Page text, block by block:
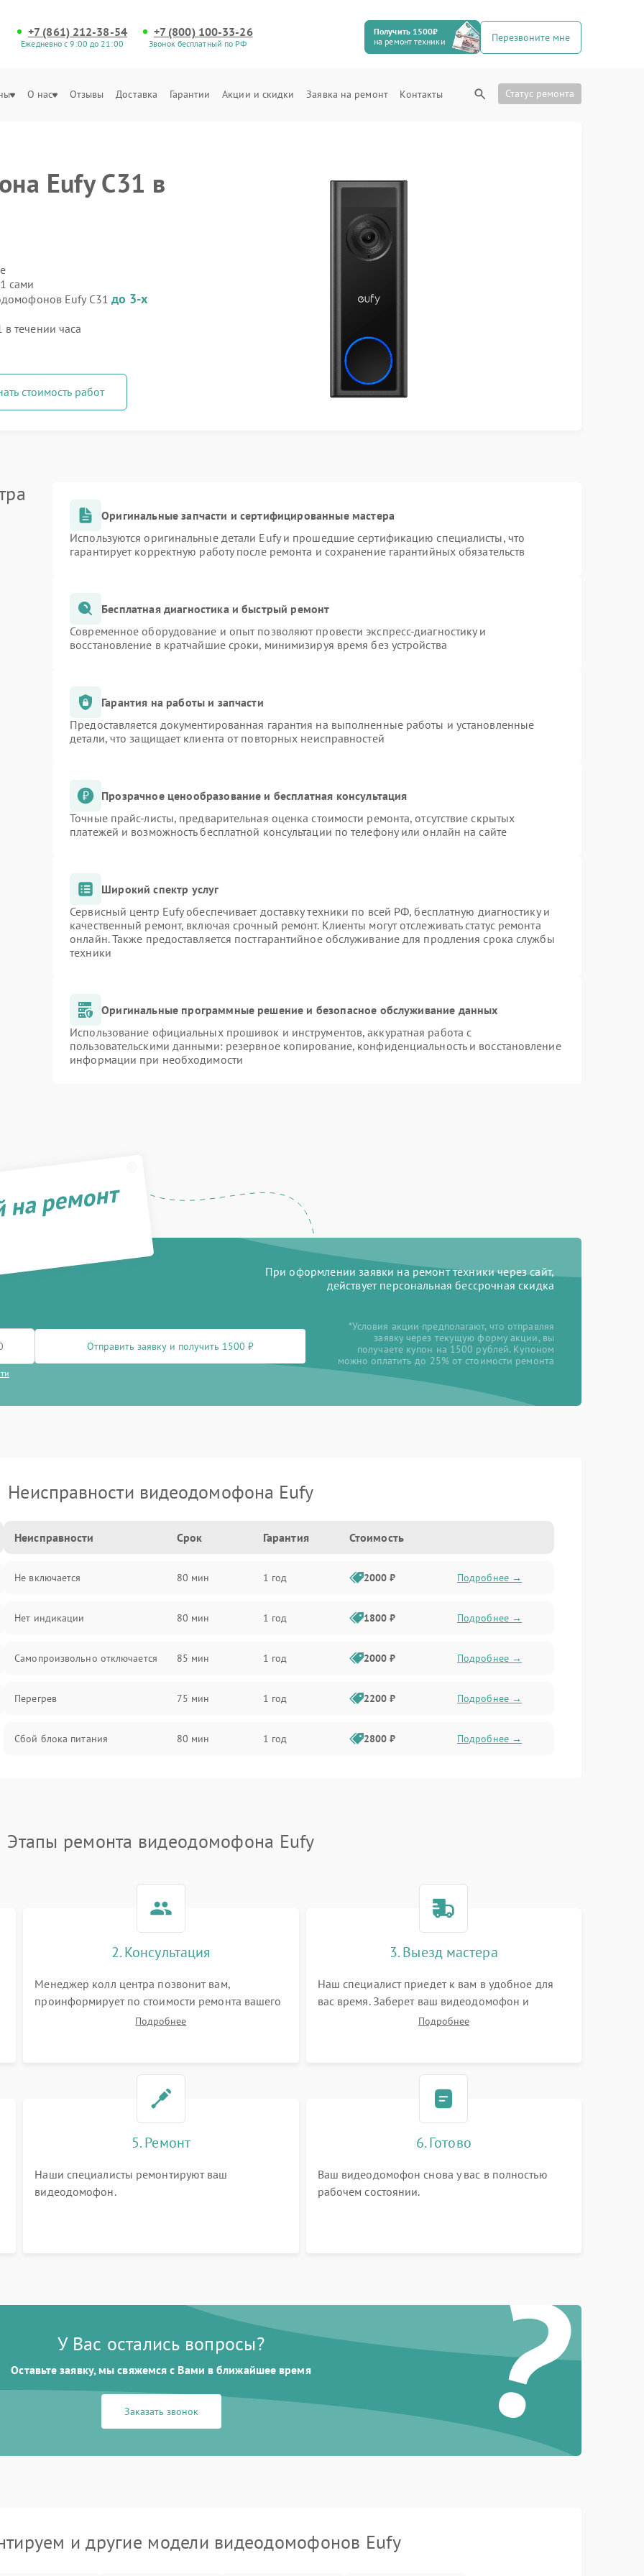
+7 (861) 212-38-54
Ежедневно с 9:00 до 21:00
+7 (800) 100-33-26
Звонок бесплатный по РФ
Получить 1500₽
на ремонт техники
Перезвоните мне
О нас Отзывы Доставка Гарантии Акции и скидки Заявка на ремонт Контакты Статус ремонта
Eufy C31 в
сами
Eufy C31 до 3-х
течении часа
стоимость работ
Оригинальные запчасти и сертифицированные мастера
Используются оригинальные детали Eufy и прошедшие сертификацию специалисты, что
гарантирует корректную работу после ремонта и сохранение гарантийных обязательств
Бесплатная диагностика и быстрый ремонт
Современное оборудование и опыт позволяют провести экспресс-диагностику и
восстановление в кратчайшие сроки, минимизируя время без устройства
Гарантия на работы и запчасти
Предоставляется документированная гарантия на выполненные работы и установленные
детали, что защищает клиента от повторных неисправностей
Прозрачное ценообразование и бесплатная консультация
Точные прайс-листы, предварительная оценка стоимости ремонта, отсутствие скрытых
платежей и возможность бесплатной консультации по телефону или онлайн на сайте
Широкий спектр услуг
Сервисный центр Eufy обеспечивает доставку техники по всей РФ, бесплатную диагностику и
качественный ремонт, включая срочный ремонт. Клиенты могут отслеживать статус ремонта
онлайн. Также предоставляется постгарантийное обслуживание для продления срока службы
техники
Оригинальные программные решение и безопасное обслуживание данных
Использование официальных прошивок и инструментов, аккуратная работа с
пользовательскими данными: резервное копирование, конфиденциальность и восстановление
информации при необходимости
ремонт
При оформлении заявки на ремонт техники через сайт,
действует персональная бессрочная скидка
Отправить заявку и получить 1500 ₽
*Условия акции предполагают, что отправляя
заявку через текущую форму акции, вы
получаете купон на 1500 рублей. Купоном
можно оплатить до 25% от стоимости ремонта
Неисправности видеодомофона Eufy
Неисправности Срок Гарантия Стоимость
Не включается 80 мин 1 год 2000 ₽ Подробнее →
Нет индикации 80 мин 1 год 1800 ₽ Подробнее →
Самопроизвольно отключается 85 мин 1 год 2000 ₽ Подробнее →
Перегрев 75 мин 1 год 2200 ₽ Подробнее →
Сбой блока питания 80 мин 1 год 2800 ₽ Подробнее →
Этапы ремонта видеодомофона Eufy
2. Консультация
Менеджер колл центра позвонит вам,
проинформирует по стоимости ремонта вашего
видеодомофона а также ответит на все ваши
Подробнее
3. Выезд мастера
Наш специалист приедет к вам в удобное для
вас время. Заберет ваш видеодомофон и
привезет на склад для диагностики.
Подробнее
5. Ремонт
Наши специалисты ремонтируют ваш
видеодомофон.
6. Готово
Ваш видеодомофон снова у вас в полностью
рабочем состоянии.
?
У Вас остались вопросы?
Оставьте заявку, мы свяжемся с Вами в ближайшее время
Заказать звонок
и другие модели видеодомофонов Eufy